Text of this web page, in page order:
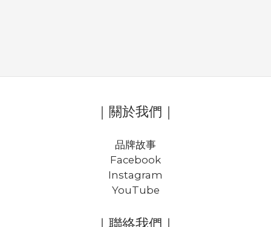
｜關於我們｜
品牌故事
Facebook
Instagram
YouTube
｜聯絡我們｜